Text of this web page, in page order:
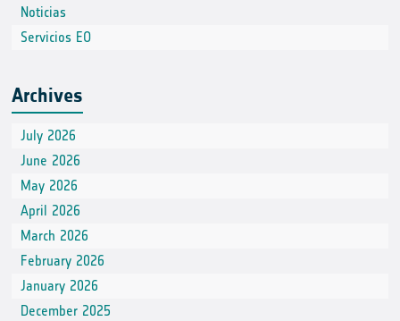
Noticias
Servicios EO
Archives
July 2026
June 2026
May 2026
April 2026
March 2026
February 2026
January 2026
December 2025